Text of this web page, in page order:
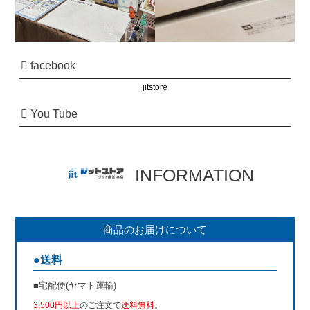
facebook
jitstore
You Tube
INFORMATION
商品のお届けについて
●送料
■宅配便(ヤマト運輸)
3,500円以上のご注文で送料無料。